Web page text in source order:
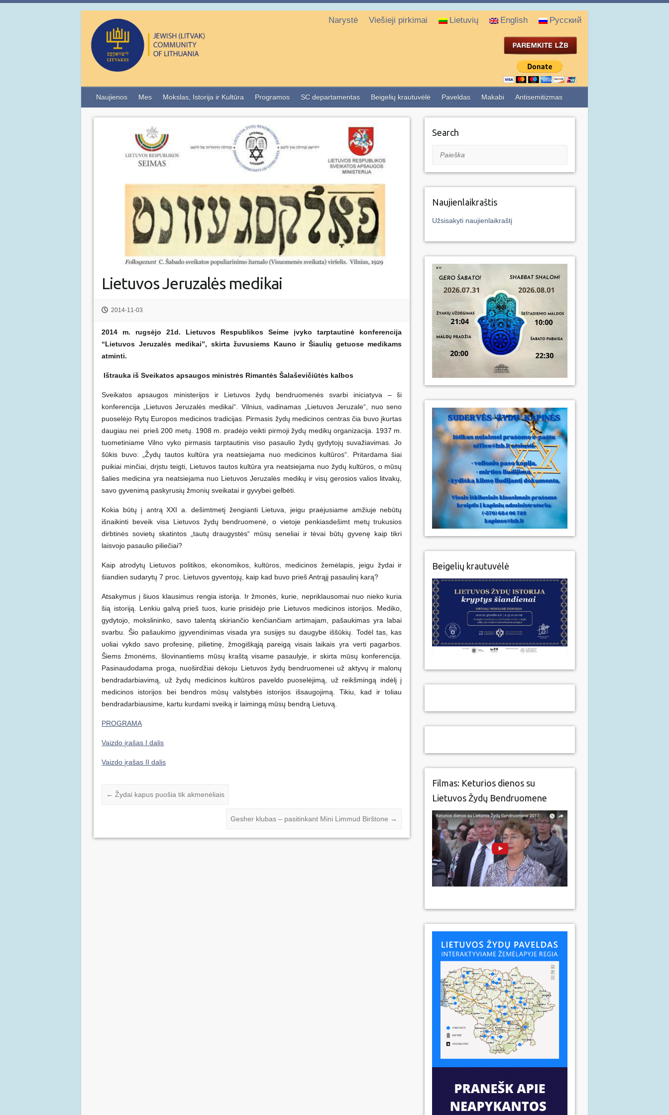
Narystė Viešieji pirkimai Lietuvių English Русский
Naujienos Mes Mokslas, Istorija ir Kultūra Programos SC departamentas Beigelių krautuvėlė Paveldas Makabi Antisemitizmas
Lietuvos Jeruzalės medikai
2014-11-03
2014 m. rugsėjo 21d. Lietuvos Respublikos Seime įvyko tarptautinė konferencija
“Lietuvos Jeruzalės medikai”, skirta žuvusiems Kauno ir Šiaulių getuose medikams
atminti.
Ištrauka iš Sveikatos apsaugos ministrės Rimantės Šalaševičiūtės kalbos
Sveikatos apsaugos ministerijos ir Lietuvos žydų bendruomenės svarbi iniciatyva – ši
konferencija „Lietuvos Jeruzalės medikai“. Vilnius, vadinamas „Lietuvos Jeruzale“, nuo seno
puoselėjo Rytų Europos medicinos tradicijas. Pirmasis žydų medicinos centras čia buvo įkurtas
daugiau nei prieš 200 metų. 1908 m. pradėjo veikti pirmoji žydų medikų organizacija. 1937 m.
tuometiniame Vilno vyko pirmasis tarptautinis viso pasaulio žydų gydytojų suvažiavimas. Jo
šūkis buvo: „Žydų tautos kultūra yra neatsiejama nuo medicinos kultūros“. Pritardama šiai
puikiai minčiai, drįstu teigti, Lietuvos tautos kultūra yra neatsiejama nuo žydų kultūros, o mūsų
šalies medicina yra neatsiejama nuo Lietuvos Jeruzalės medikų ir visų gerosios valios litvakų,
savo gyvenimą paskyrusių žmonių sveikatai ir gyvybei gelbėti.
Kokia būtų į antrą XXI a. dešimtmetį žengianti Lietuva, jeigu praėjusiame amžiuje nebūtų
išnaikinti beveik visa Lietuvos žydų bendruomenė, o vietoje penkiasdešimt metų trukusios
dirbtinės sovietų skatintos „tautų draugystės“ mūsų seneliai ir tėvai būtų gyvenę kaip tikri
laisvojo pasaulio piliečiai?
Kaip atrodytų Lietuvos politikos, ekonomikos, kultūros, medicinos žemėlapis, jeigu žydai ir
šiandien sudarytų 7 proc. Lietuvos gyventojų, kaip kad buvo prieš Antrąjį pasaulinį karą?
Atsakymus į šiuos klausimus rengia istorija. Ir žmonės, kurie, nepriklausomai nuo nieko kuria
šią istoriją. Lenkiu galvą prieš tuos, kurie prisidėjo prie Lietuvos medicinos istorijos. Mediko,
gydytojo, mokslininko, savo talentą skiriančio kenčiančiam artimajam, pašaukimas yra labai
svarbu. Šio pašaukimo įgyvendinimas visada yra susijęs su daugybe iššūkių. Todėl tas, kas
uoliai vykdo savo profesinę, pilietinę, žmogiškąją pareigą visais laikais yra verti pagarbos.
Šiems žmonėms, šlovinantiems mūsų kraštą visame pasaulyje, ir skirta mūsų konferencija.
Pasinaudodama proga, nuoširdžiai dėkoju Lietuvos žydų bendruomenei už aktyvų ir malonų
bendradarbiavimą, už žydų medicinos kultūros paveldo puoselėjimą, už reikšmingą indėlį į
medicinos istorijos bei bendros mūsų valstybės istorijos išsaugojimą. Tikiu, kad ir toliau
bendradarbiausime, kartu kurdami sveiką ir laimingą mūsų bendrą Lietuvą.
PROGRAMA
Vaizdo įrašas I dalis
Vaizdo įrašas II dalis
← Žydai kapus puošia tik akmenėliais
Gesher klubas – pasitinkant Mini Limmud Birštone →
Search
Paieška
Naujienlaikraštis
Užsisakyti naujienlaikraštį
Beigelių krautuvėlė
Filmas: Keturios dienos su
Lietuvos Žydų Bendruomene